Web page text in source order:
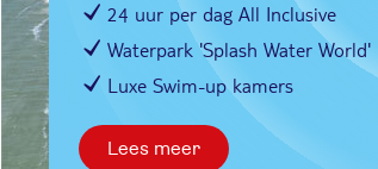
24 uur per dag All Inclusive
Waterpark 'Splash Water World'
Luxe Swim-up kamers
Lees meer